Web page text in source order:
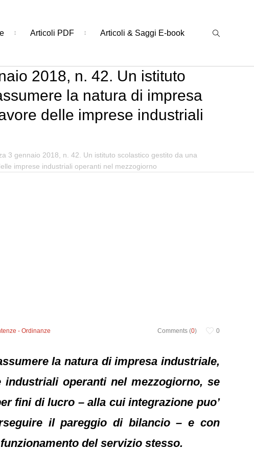
Articoli PDF Articoli & Saggi E-book
2018, n. 42. Un istituto
la natura di impresa
delle imprese industriali
3 gennaio 2018, n. 42. Un istituto scolastico gestito da una
imprese industriali operanti nel mezzogiorno
Comments (0) 0
- Ordinanze
la natura di impresa industriale,
operanti nel mezzogiorno, se
fini di lucro – alla cui integrazione puo’
il pareggio di bilancio – e con
del servizio stesso.